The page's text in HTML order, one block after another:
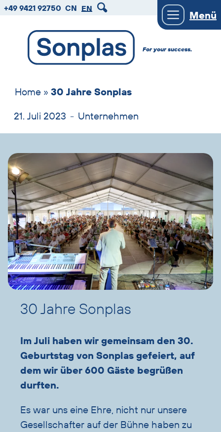
zum
zum
zum
+49 9421 92750 CN EN
For your success.
Menü
Home » 30 Jahre Sonplas
21. Juli 2023 - Unternehmen
und
Text
überspringen
30 Jahre Sonplas
Im Juli haben wir gemeinsam den 30.
Geburtstag von Sonplas gefeiert, auf
dem wir über 600 Gäste begrüßen
durften.
Es war uns eine Ehre, nicht nur unsere
Gesellschafter auf der Bühne haben zu